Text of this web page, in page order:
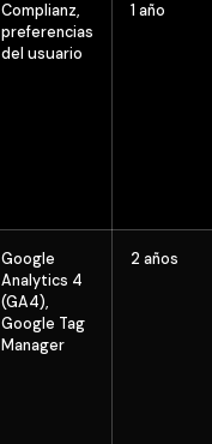
Complianz,
preferencias
del usuario
1 año
Google
Analytics 4
(GA4),
Google Tag
Manager
2 años